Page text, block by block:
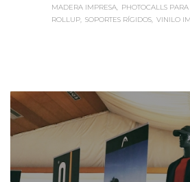
MADERA IMPRESA
PHOTOCALLS
ROLLUP SOPORTES RÍGIDOS VINILO